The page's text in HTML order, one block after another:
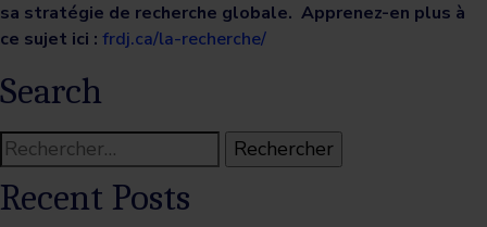
sa stratégie de recherche globale. Apprenez-en plus à
ce sujet ici : frdj.ca/la-recherche/
Search
Rechercher :
Recent Posts